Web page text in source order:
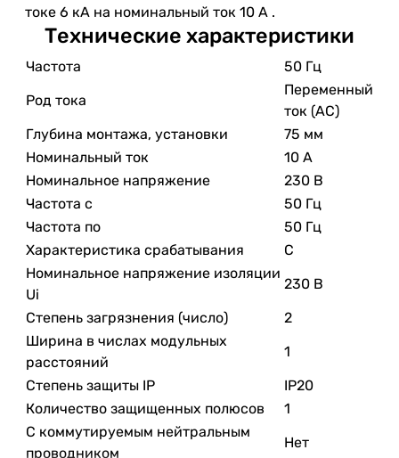
токе 6 кА на номинальный ток 10 А .
Технические характеристики
Частота
50 Гц
Род тока
Переменный
ток (AC)
Глубина монтажа, установки
75 мм
Номинальный ток
10 А
Номинальное напряжение
230 В
Частота с
50 Гц
Частота по
50 Гц
Характеристика срабатывания
C
Номинальное напряжение изоляции
Ui
230 В
Степень загрязнения (число)
2
Ширина в числах модульных
расстояний
1
Степень защиты IP
IP20
Количество защищенных полюсов
1
С коммутируемым нейтральным
проводником
Нет